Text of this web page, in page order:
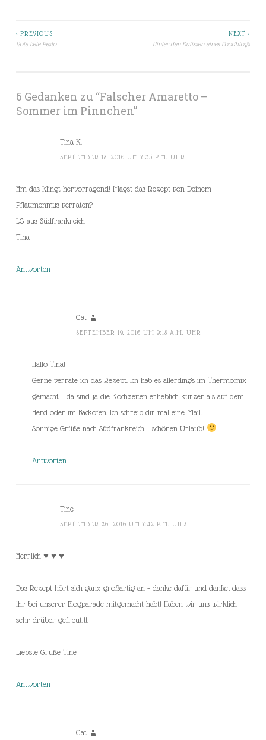
Beitragsnavigation
< PREVIOUS
Rote Bete Pesto
NEXT >
Hinter den Kulissen eines Foodblogs
6 Gedanken zu “Falscher Amaretto –
Sommer im Pinnchen”
Tina K.
SEPTEMBER 18, 2016 UM 7:35 P.M. UHR
Hm das klingt hervorragend! Magst das Rezept von Deinem
Pflaumenmus verraten?
LG aus Südfrankreich
Tina
Antworten
Cat
SEPTEMBER 19, 2016 UM 9:18 A.M. UHR
Hallo Tina!
Gerne verrate ich das Rezept. Ich hab es allerdings im Thermomix
gemacht – da sind ja die Kochzeiten erheblich kürzer als auf dem
Herd oder im Backofen. Ich schreib dir mal eine Mail.
Sonnige Grüße nach Südfrankreich – schönen Urlaub!
Antworten
Tine
SEPTEMBER 26, 2016 UM 7:42 P.M. UHR
Herrlich ♥ ♥ ♥
Das Rezept hört sich ganz großartig an – danke dafür und danke, dass
ihr bei unserer Blogparade mitgemacht habt! Haben wir uns wirklich
sehr drüber gefreut!!!!
Liebste Grüße Tine
Antworten
Cat